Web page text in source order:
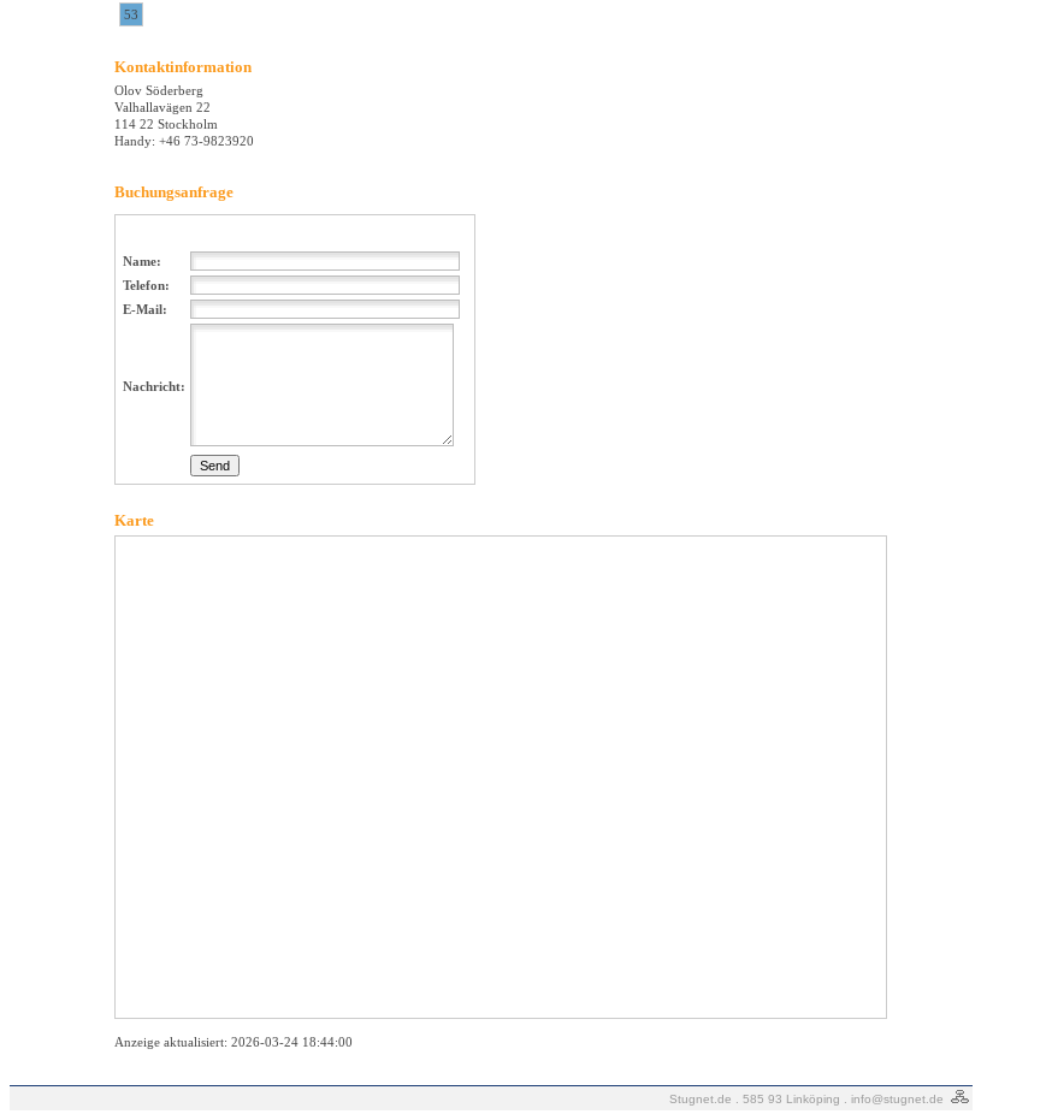
53
Kontaktinformation
Olov Söderberg
Valhallavägen 22
114 22 Stockholm
Handy: +46 73-9823920
Buchungsanfrage
Name:
Telefon:
E-Mail:
Nachricht:
Karte
Anzeige aktualisiert: 2026-03-24 18:44:00
Stugnet.de . 585 93 Linköping . info@stugnet.de